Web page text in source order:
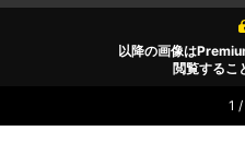
以降の画像は
閲覧するこ
1